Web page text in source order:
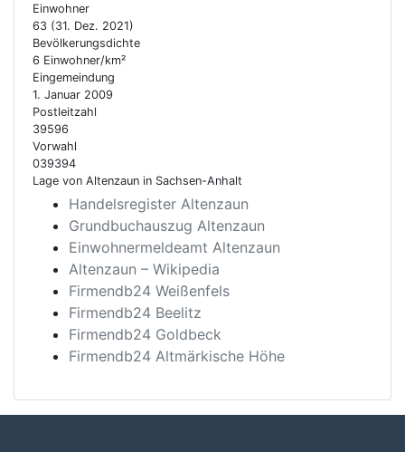
Einwohner
63 (31. Dez. 2021)
Bevölkerungsdichte
6 Einwohner/km²
Eingemeindung
1. Januar 2009
Postleitzahl
39596
Vorwahl
039394
Lage von Altenzaun in Sachsen-Anhalt
Handelsregister Altenzaun
Grundbuchauszug Altenzaun
Einwohnermeldeamt Altenzaun
Altenzaun – Wikipedia
Firmendb24 Weißenfels
Firmendb24 Beelitz
Firmendb24 Goldbeck
Firmendb24 Altmärkische Höhe